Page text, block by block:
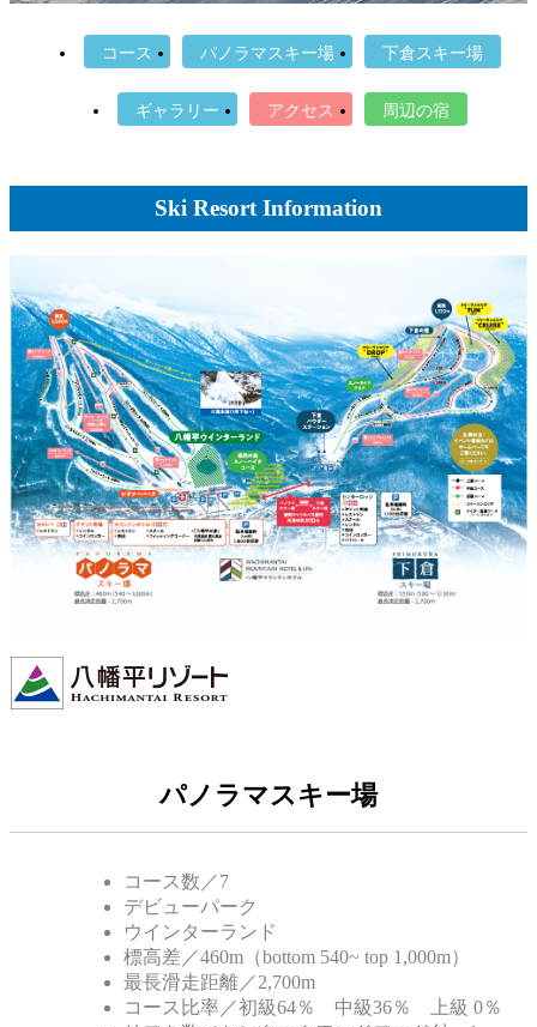
コース パノラマスキー場 下倉スキー場
ギャラリー アクセス 周辺の宿
Ski Resort Information
パノラマスキー場
コース数／7
デビューパーク
ウインターランド
標高差／460m（bottom 540~ top 1,000m）
最長滑走距離／2,700m
コース比率／初級64％ 中級36％ 上級 0％